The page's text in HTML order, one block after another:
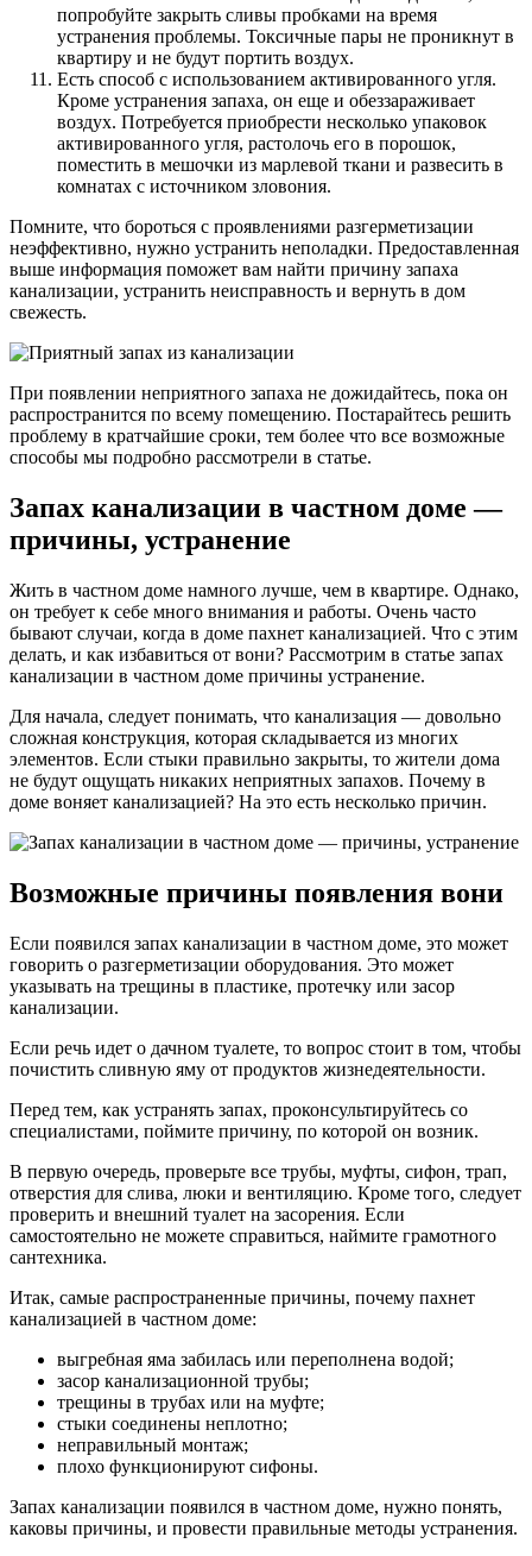
попробуйте закрыть сливы пробками на время
устранения проблемы. Токсичные пары не проникнут в
квартиру и не будут портить воздух.
Есть способ с использованием активированного угля.
Кроме устранения запаха, он еще и обеззараживает
воздух. Потребуется приобрести несколько упаковок
активированного угля, растолочь его в порошок,
поместить в мешочки из марлевой ткани и развесить в
комнатах с источником зловония.
Помните, что бороться с проявлениями разгерметизации
неэффективно, нужно устранить неполадки. Предоставленная
выше информация поможет вам найти причину запаха
канализации, устранить неисправность и вернуть в дом
свежесть.
При появлении неприятного запаха не дожидайтесь, пока он
распространится по всему помещению. Постарайтесь решить
проблему в кратчайшие сроки, тем более что все возможные
способы мы подробно рассмотрели в статье.
Запах канализации в частном доме —
причины, устранение
Жить в частном доме намного лучше, чем в квартире. Однако,
он требует к себе много внимания и работы. Очень часто
бывают случаи, когда в доме пахнет канализацией. Что с этим
делать, и как избавиться от вони? Рассмотрим в статье запах
канализации в частном доме причины устранение.
Для начала, следует понимать, что канализация — довольно
сложная конструкция, которая складывается из многих
элементов. Если стыки правильно закрыты, то жители дома
не будут ощущать никаких неприятных запахов. Почему в
доме воняет канализацией? На это есть несколько причин.
Возможные причины появления вони
Если появился запах канализации в частном доме, это может
говорить о разгерметизации оборудования. Это может
указывать на трещины в пластике, протечку или засор
канализации.
Если речь идет о дачном туалете, то вопрос стоит в том, чтобы
почистить сливную яму от продуктов жизнедеятельности.
Перед тем, как устранять запах, проконсультируйтесь со
специалистами, поймите причину, по которой он возник.
В первую очередь, проверьте все трубы, муфты, сифон, трап,
отверстия для слива, люки и вентиляцию. Кроме того, следует
проверить и внешний туалет на засорения. Если
самостоятельно не можете справиться, наймите грамотного
сантехника.
Итак, самые распространенные причины, почему пахнет
канализацией в частном доме:
выгребная яма забилась или переполнена водой;
засор канализационной трубы;
трещины в трубах или на муфте;
стыки соединены неплотно;
неправильный монтаж;
плохо функционируют сифоны.
Запах канализации появился в частном доме, нужно понять,
каковы причины, и провести правильные методы устранения.